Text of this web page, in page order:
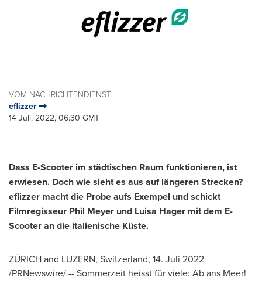
VOM NACHRICHTENDIENST
eflizzer
14 Juli, 2022, 06:30 GMT
Dass E-Scooter im städtischen Raum funktionieren, ist
erwiesen. Doch wie sieht es aus auf längeren Strecken?
eflizzer macht die Probe aufs Exempel und schickt
Filmregisseur Phil Meyer und Luisa Hager mit dem E-
Scooter an die italienische Küste.
ZÜRICH and LUZERN, Switzerland, 14. Juli 2022
/PRNewswire/ -- Sommerzeit heisst für viele: Ab ans Meer!